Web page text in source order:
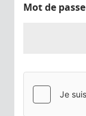
Mot de passe